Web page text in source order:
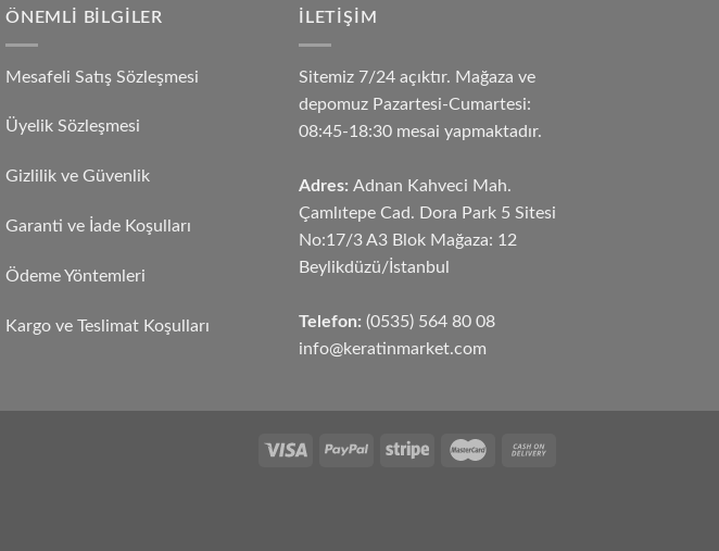
ÖNEMLI BILGILER
Mesafeli Satış Sözleşmesi
Üyelik Sözleşmesi
Gizlilik ve Güvenlik
Garanti ve İade Koşulları
Ödeme Yöntemleri
Kargo ve Teslimat Koşulları
İLETIŞIM
Sitemiz 7/24 açıktır. Mağaza ve
depomuz Pazartesi-Cumartesi:
08:45-18:30 mesai yapmaktadır.
Adres: Adnan Kahveci Mah.
Çamlıtepe Cad. Dora Park 5 Sitesi
No:17/3 A3 Blok Mağaza: 12
Beylikdüzü/İstanbul
Telefon: (0535) 564 80 08
info@keratinmarket.com